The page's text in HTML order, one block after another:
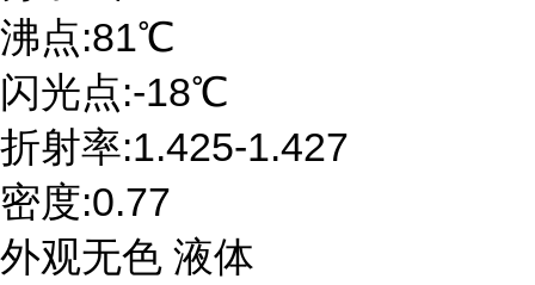
沸点:81℃
闪光点:-18℃
折射率:1.425-1.427
密度:0.77
外观无色 液体